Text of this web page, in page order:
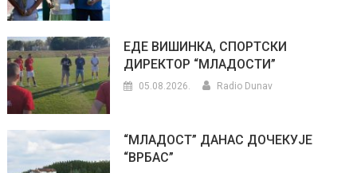
ЕДЕ ВИШИНКА, СПОРТСКИ
ДИРЕКТОР “МЛАДОСТИ”
05.08.2026. Radio Dunav
“МЛАДОСТ” ДАНАС ДОЧЕКУЈЕ
“ВРБАС”